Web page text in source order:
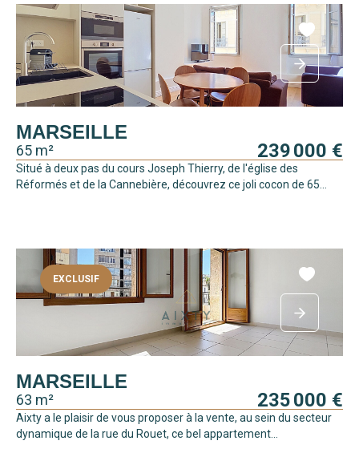
MARSEILLE
65 m² 239 000 €
Situé à deux pas du cours Joseph Thierry, de l'église des
Réformés et de la Cannebière, découvrez ce joli cocon de 65...
EXCLUSIF
MARSEILLE
63 m² 235 000 €
Aixty a le plaisir de vous proposer à la vente, au sein du secteur
dynamique de la rue du Rouet, ce bel appartement...